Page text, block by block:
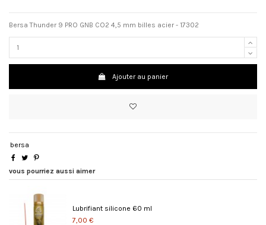
Bersa Thunder 9 PRO GNB CO2 4,5 mm billes acier - 17302
Ajouter au panier
bersa
vous pourriez aussi aimer
Lubrifiant silicone 60 ml
7,00 €